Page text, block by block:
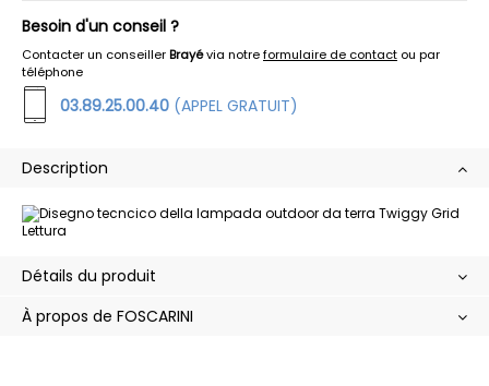
Besoin d'un conseil ?
Contacter un conseillerBrayévia notreformulaire de contact ou par
téléphone
03.89.25.00.40 (APPEL GRATUIT)
Description
Détails du produit
À propos de FOSCARINI